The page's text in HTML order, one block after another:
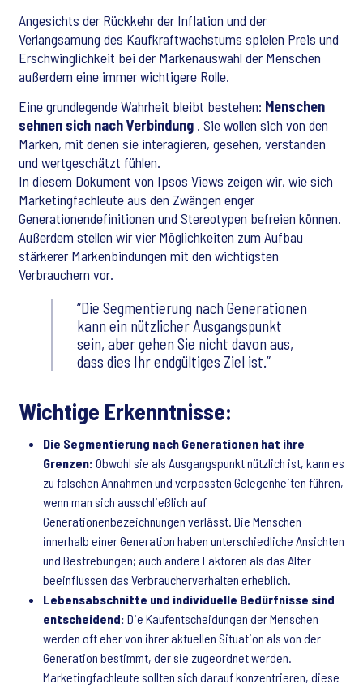
Angesichts der Rückkehr der Inflation und der
Verlangsamung des Kaufkraftwachstums spielen Preis und
Erschwinglichkeit bei der Markenauswahl der Menschen
außerdem eine immer wichtigere Rolle.
Eine grundlegende Wahrheit bleibt bestehen: Menschen
sehnen sich nach Verbindung . Sie wollen sich von den
Marken, mit denen sie interagieren, gesehen, verstanden
und wertgeschätzt fühlen.
In diesem Dokument von Ipsos Views zeigen wir, wie sich
Marketingfachleute aus den Zwängen enger
Generationendefinitionen und Stereotypen befreien können.
Außerdem stellen wir vier Möglichkeiten zum Aufbau
stärkerer Markenbindungen mit den wichtigsten
Verbrauchern vor.
Die Segmentierung nach Generationen
kann ein nützlicher Ausgangspunkt
sein, aber gehen Sie nicht davon aus,
dass dies Ihr endgültiges Ziel ist.
Wichtige Erkenntnisse:
Die Segmentierung nach Generationen hat ihre
Grenzen: Obwohl sie als Ausgangspunkt nützlich ist, kann es
zu falschen Annahmen und verpassten Gelegenheiten führen,
wenn man sich ausschließlich auf
Generationenbezeichnungen verlässt. Die Menschen
innerhalb einer Generation haben unterschiedliche Ansichten
und Bestrebungen; auch andere Faktoren als das Alter
beeinflussen das Verbraucherverhalten erheblich.
Lebensabschnitte und individuelle Bedürfnisse sind
entscheidend: Die Kaufentscheidungen der Menschen
werden oft eher von ihrer aktuellen Situation als von der
Generation bestimmt, der sie zugeordnet werden.
Marketingfachleute sollten sich darauf konzentrieren, diese